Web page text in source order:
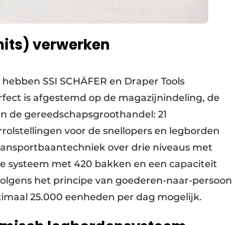
verwerken
SSI SCHÄFER en Draper Tools
is afgestemd op de magazijnindeling, de
de gereedschapsgroothandel: 21
voor de snellopers en legborden
over drie niveaus met
systeem met 420 bakken en een capaciteit
het principe van goederen-naar-persoon
25.000 eenheden per dag mogelijk.